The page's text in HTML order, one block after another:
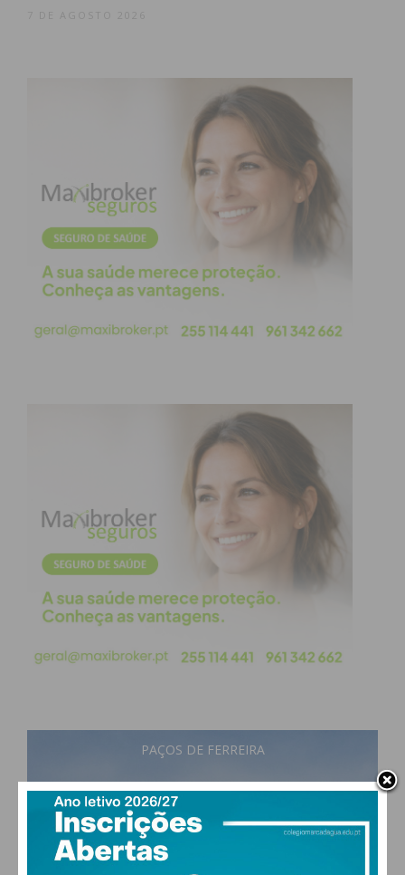
7 DE AGOSTO 2026
PAÇOS DE FERREIRA
17°
scattered clouds
vento: 1m/s E
MAX 17 • MIN 17